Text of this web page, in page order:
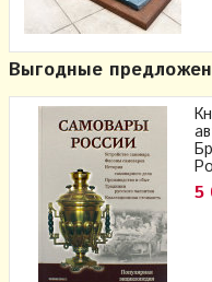
Выгодные
5